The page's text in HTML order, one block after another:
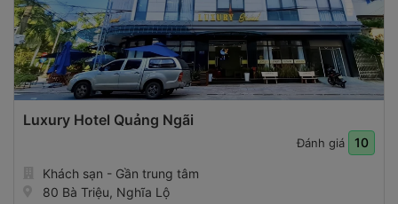
Luxury Hotel Quảng Ngãi
Đánh giá 10
Khách sạn - Gần trung tâm
80 Bà Triệu, Nghĩa Lộ